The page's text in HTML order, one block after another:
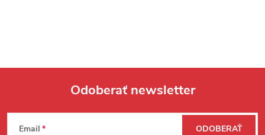
Zápätie
Odoberať newsletter
Email ODOBERAŤ